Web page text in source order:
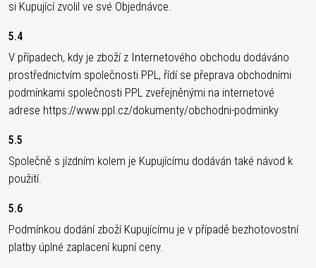
si Kupující zvolil ve své Objednávce.
5.4
V případech, kdy je zboží z Internetového obchodu dodáváno
prostřednictvím společnosti PPL, řídí se přeprava obchodními
podmínkami společnosti PPL zveřejněnými na internetové
adrese https://www.ppl.cz/dokumenty/obchodni-podminky
5.5
Společně s jízdním kolem je Kupujícímu dodáván také návod k
použití.
5.6
Podmínkou dodání zboží Kupujícímu je v případě bezhotovostní
platby úplné zaplacení kupní ceny.